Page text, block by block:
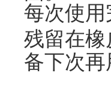
每次使
残留在橡
备下次再